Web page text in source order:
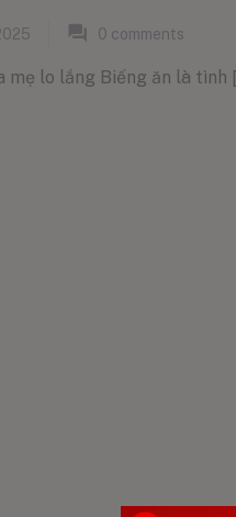
0 comments
mẹ lo lắng Biếng ăn là tình